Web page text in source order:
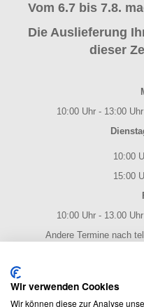
Vom 6.7 bis 7.8.
Die Auslieferung
dieser
10:00 Uhr - 13:00
10:00
15:00
10:00 Uhr - 13.00
Andere Termine nach
Wir verwenden Cookies
Wir können diese zur Analyse